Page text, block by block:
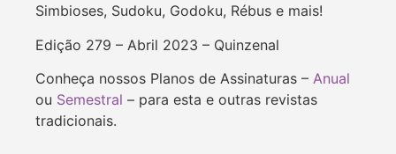
Simbioses, Sudoku, Godoku, Rébus e mais!
Edição 279 – Abril 2023 – Quinzenal
Conheça nossos Planos de Assinaturas – Anual
ou Semestral – para esta e outras revistas
tradicionais.